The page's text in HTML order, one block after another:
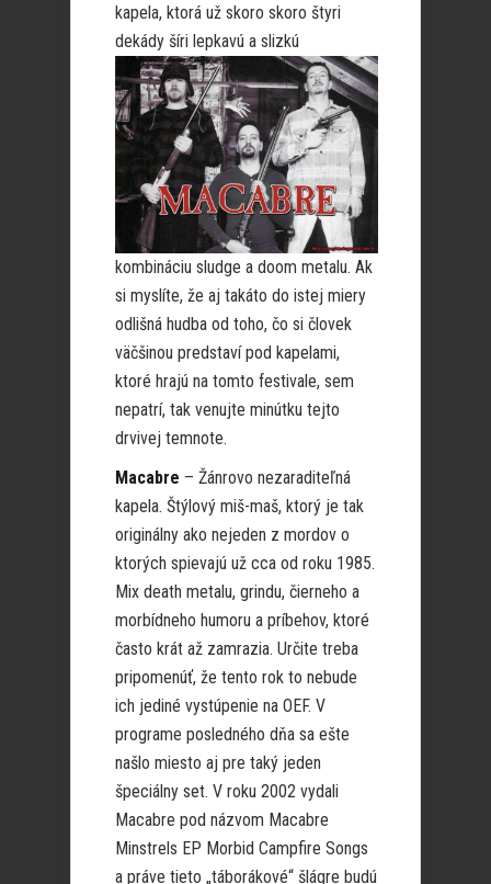
kapela, ktorá už skoro skoro štyri
dekády šíri lepkavú a slizkú
kombináciu sludge a doom metalu. Ak
si myslíte, že aj takáto do istej miery
odlišná hudba od toho, čo si človek
väčšinou predstaví pod kapelami,
ktoré hrajú na tomto festivale, sem
nepatrí, tak venujte minútku tejto
drvivej temnote.
Macabre – Žánrovo nezaraditeľná
kapela. Štýlový miš-maš, ktorý je tak
originálny ako nejeden z mordov o
ktorých spievajú už cca od roku 1985.
Mix death metalu, grindu, čierneho a
morbídneho humoru a príbehov, ktoré
často krát až zamrazia. Určite treba
pripomenúť, že tento rok to nebude
ich jediné vystúpenie na OEF. V
programe posledného dňa sa ešte
našlo miesto aj pre taký jeden
špeciálny set. V roku 2002 vydali
Macabre pod názvom Macabre
Minstrels EP Morbid Campfire Songs
a práve tieto „táborákové“ šlágre budú